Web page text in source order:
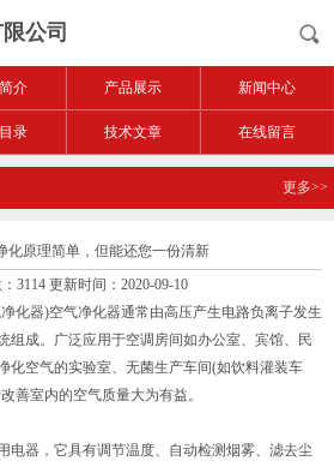
公司
介 产品展示 新闻中心
录 技术文章 在线留言
更多>>
化原理简单，但能还您一份清新
3114 更新时间：2020-09-10
化器)空气净化器通常由高压产生电路负离子发生
组成。广泛应用于空调房间如办公室、宾馆、民
化空气的实验室、无菌生产车间(如饮料灌装车
善室内的空气质量大为有益。
器，它具有调节温度、自动检测烟雾、滤去尘